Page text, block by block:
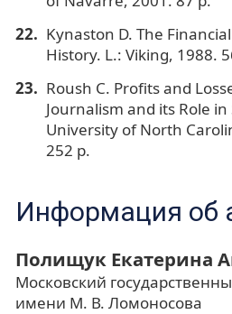
Kynaston D. The
History. L.: Viking, 1988.
Roush C. Profits and
Journalism and its Role
University of North
252 p.
Информация об
Полищук Екатерина
Московский
имени М. В. Ломоносова